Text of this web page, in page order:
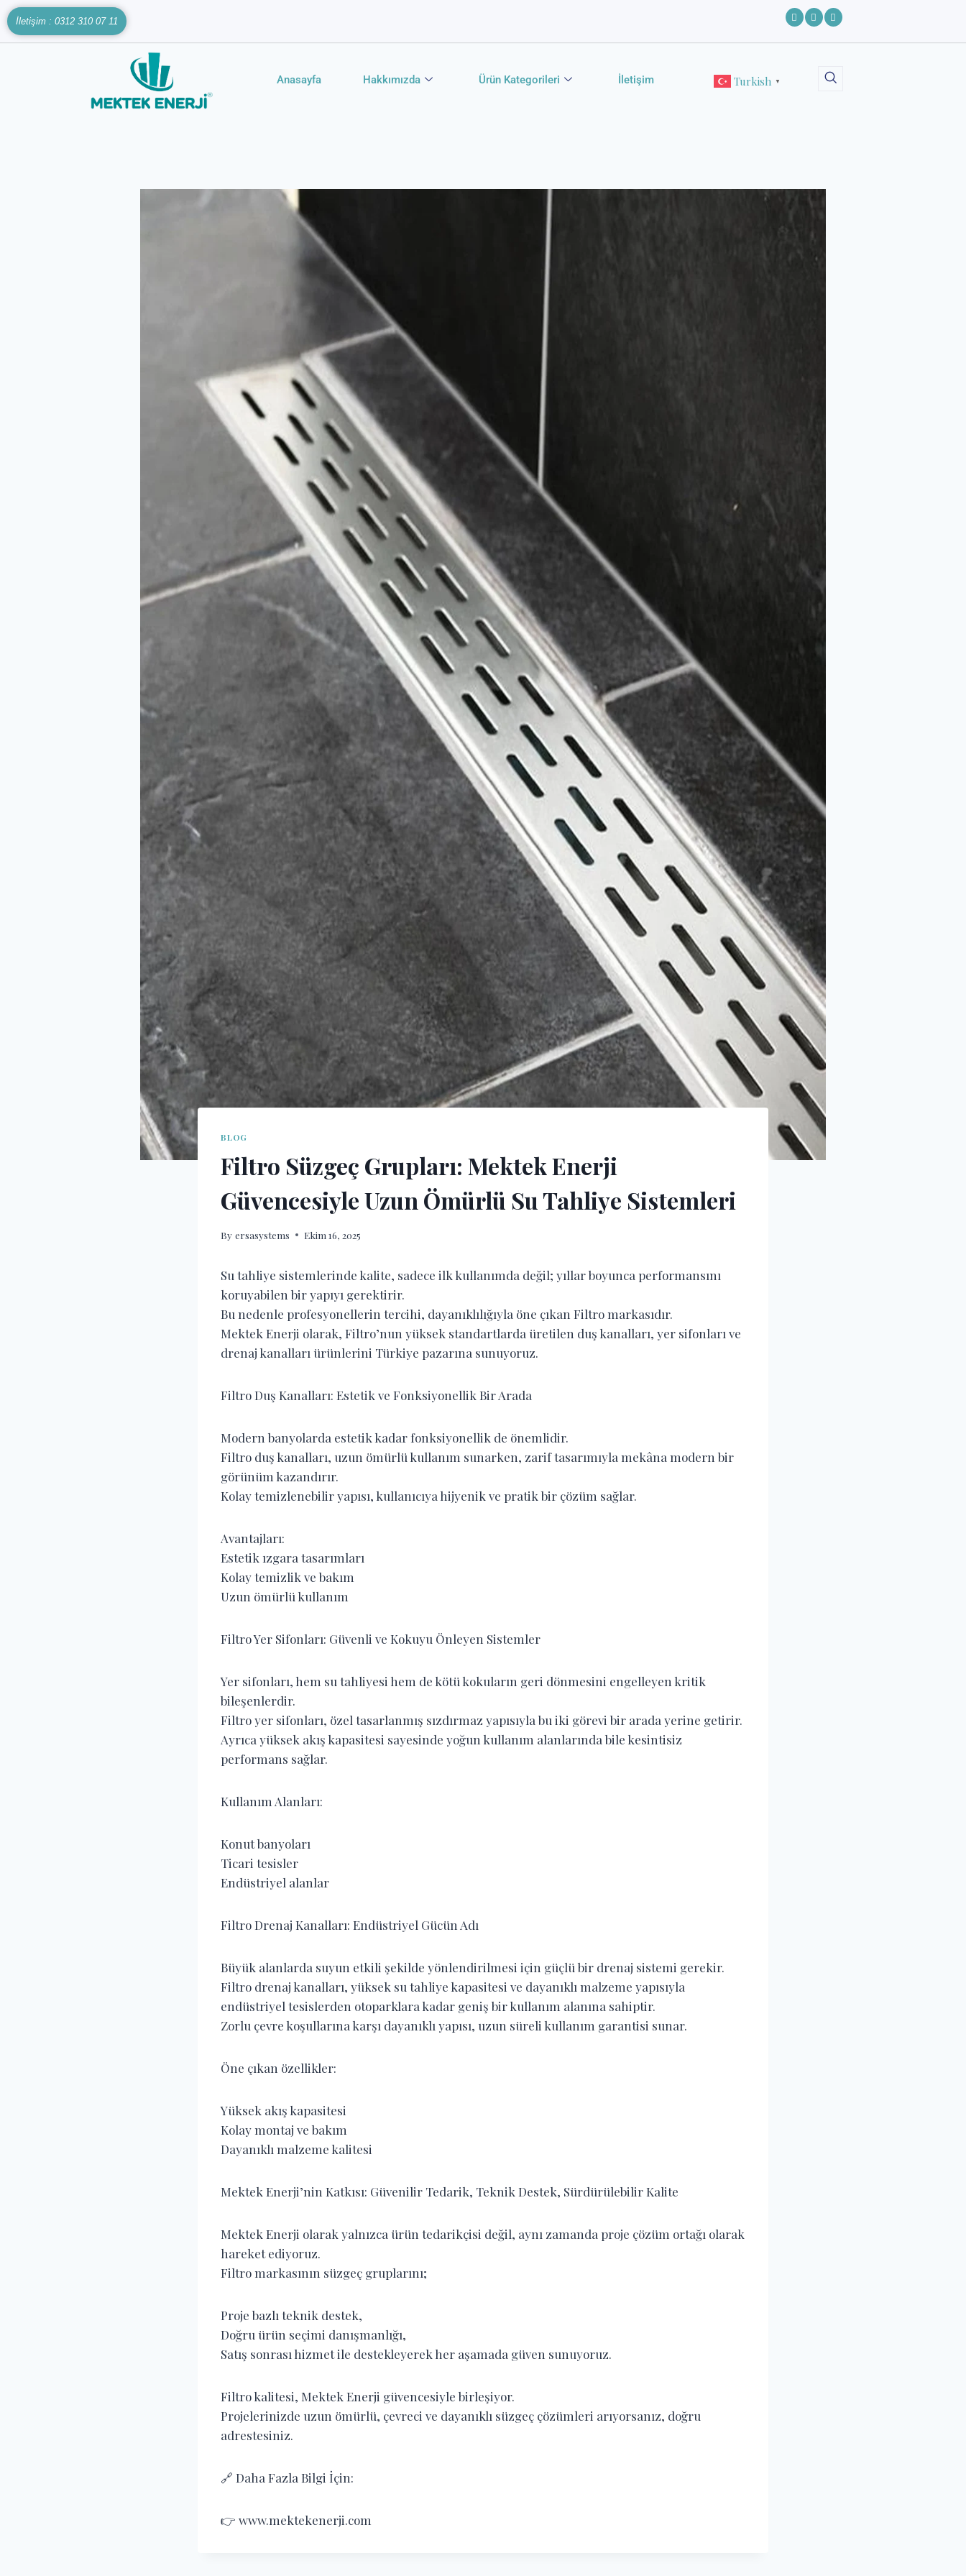
İletişim : 0312 310 07 11
Anasayfa Hakkımızda Ürün Kategorileri İletişim Turkish ▼
BLOG
Filtro Süzgeç Grupları: Mektek Enerji
Güvencesiyle Uzun Ömürlü Su Tahliye Sistemleri
By ersasystems Ekim 16, 2025
Su tahliye sistemlerinde kalite, sadece ilk kullanımda değil; yıllar boyunca performansını
koruyabilen bir yapıyı gerektirir.
Bu nedenle profesyonellerin tercihi, dayanıklılığıyla öne çıkan Filtro markasıdır.
Mektek Enerji olarak, Filtro’nun yüksek standartlarda üretilen duş kanalları, yer sifonları ve
drenaj kanalları ürünlerini Türkiye pazarına sunuyoruz.
Filtro Duş Kanalları: Estetik ve Fonksiyonellik Bir Arada
Modern banyolarda estetik kadar fonksiyonellik de önemlidir.
Filtro duş kanalları, uzun ömürlü kullanım sunarken, zarif tasarımıyla mekâna modern bir
görünüm kazandırır.
Kolay temizlenebilir yapısı, kullanıcıya hijyenik ve pratik bir çözüm sağlar.
Avantajları:
Estetik ızgara tasarımları
Kolay temizlik ve bakım
Uzun ömürlü kullanım
Filtro Yer Sifonları: Güvenli ve Kokuyu Önleyen Sistemler
Yer sifonları, hem su tahliyesi hem de kötü kokuların geri dönmesini engelleyen kritik
bileşenlerdir.
Filtro yer sifonları, özel tasarlanmış sızdırmaz yapısıyla bu iki görevi bir arada yerine getirir.
Ayrıca yüksek akış kapasitesi sayesinde yoğun kullanım alanlarında bile kesintisiz
performans sağlar.
Kullanım Alanları:
Konut banyoları
Ticari tesisler
Endüstriyel alanlar
Filtro Drenaj Kanalları: Endüstriyel Gücün Adı
Büyük alanlarda suyun etkili şekilde yönlendirilmesi için güçlü bir drenaj sistemi gerekir.
Filtro drenaj kanalları, yüksek su tahliye kapasitesi ve dayanıklı malzeme yapısıyla
endüstriyel tesislerden otoparklara kadar geniş bir kullanım alanına sahiptir.
Zorlu çevre koşullarına karşı dayanıklı yapısı, uzun süreli kullanım garantisi sunar.
Öne çıkan özellikler:
Yüksek akış kapasitesi
Kolay montaj ve bakım
Dayanıklı malzeme kalitesi
Mektek Enerji’nin Katkısı: Güvenilir Tedarik, Teknik Destek, Sürdürülebilir Kalite
Mektek Enerji olarak yalnızca ürün tedarikçisi değil, aynı zamanda proje çözüm ortağı olarak
hareket ediyoruz.
Filtro markasının süzgeç gruplarını;
Proje bazlı teknik destek,
Doğru ürün seçimi danışmanlığı,
Satış sonrası hizmet ile destekleyerek her aşamada güven sunuyoruz.
Filtro kalitesi, Mektek Enerji güvencesiyle birleşiyor.
Projelerinizde uzun ömürlü, çevreci ve dayanıklı süzgeç çözümleri arıyorsanız, doğru
adrestesiniz.
🔗 Daha Fazla Bilgi İçin:
👉 www.mektekenerji.com